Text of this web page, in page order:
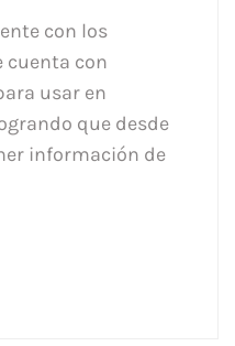
con los
cuenta con
usar en
que desde
información de